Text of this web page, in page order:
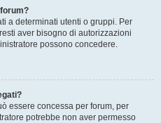
a determinati utenti o gruppi. Per
aver bisogno di autorizzazioni
possono concedere.
essere concessa per forum, per
potrebbe non aver permesso